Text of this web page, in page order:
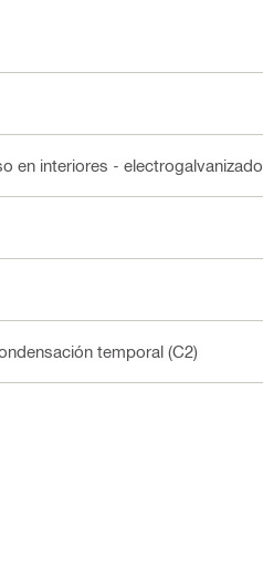
en interiores - electrogalvanizado
temporal (C2)